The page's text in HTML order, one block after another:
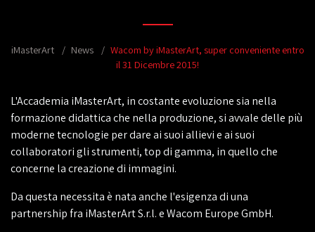
iMasterArt News
Wacom by iMasterArt, super conveniente entro
il 31 Dicembre 2015!
L'Accademia iMasterArt, in costante evoluzione sia nella
formazione didattica che nella produzione, si avvale delle più
moderne tecnologie per dare ai suoi allievi e ai suoi
collaboratori gli strumenti, top di gamma, in quello che
concerne la creazione di immagini.
Da questa necessita è nata anche l'esigenza di una
partnership fra iMasterArt S.r.l. e Wacom Europe GmbH.